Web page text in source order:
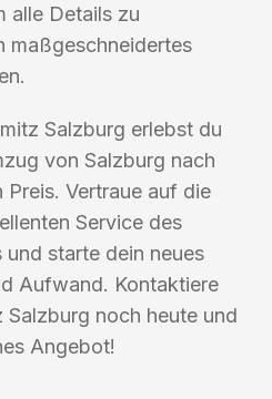
alle Details zu
maßgeschneidertes
Salzburg erlebst du
von Salzburg nach
Preis. Vertraue auf die
Service des
und starte dein neues
Aufwand. Kontaktiere
noch heute und
Angebot!